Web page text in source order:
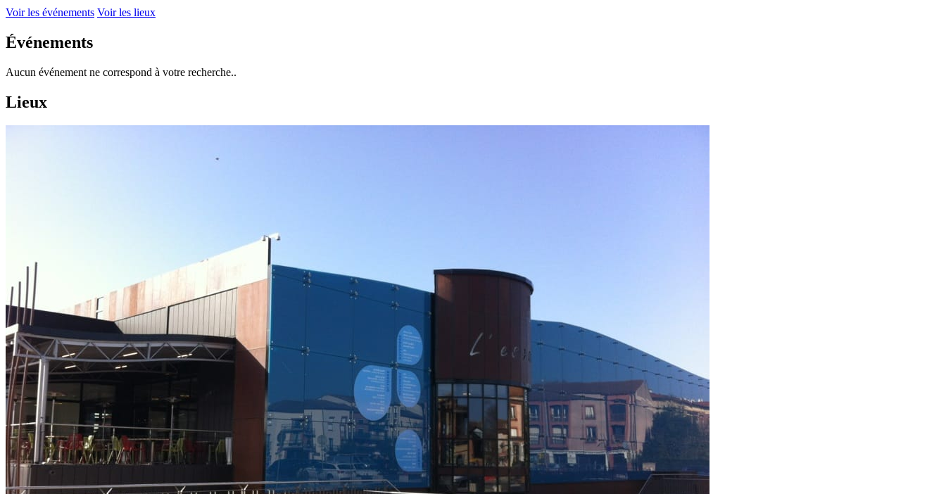
Voir les événements Voir les lieux
Événements
Aucun événement ne correspond à votre recherche..
Lieux